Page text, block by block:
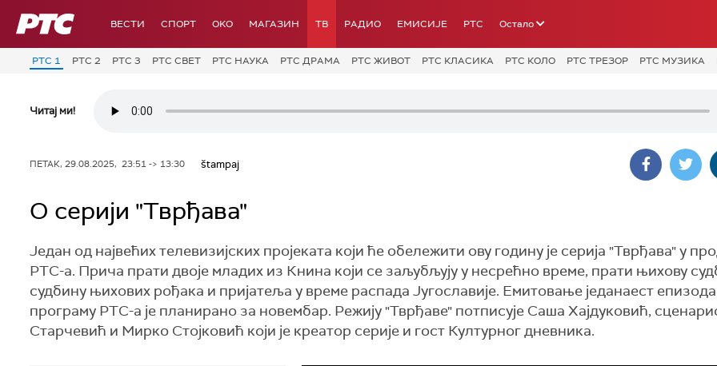
РТС ВЕСТИ СПОРТ OKO МАГАЗИН ТВ РАДИО ЕМИСИЈЕ РТС Остало
РТС 1 РТС 2 РТС 3 РТС СВЕТ РТС НАУКА РТС ДРАМА РТС ЖИВОТ РТС КЛАСИКА РТС КОЛО РТС ТРЕЗОР РТС МУЗИКА
Читај ми!
ПЕТАК, 29.08.2025, 23:51 -> 13:30 štampaj
О серији "Тврђава"
Један од највећих телевизијских пројеката који ће обележити ову годину је серија "Тврђава" у
РТС-а. Прича прати двоје младих из Книна који се заљубљују у несрећно време, прати њихову
судбину њихових рођака и пријатеља у време распада Југославије. Емитовање једанаест
програму РТС-а је планирано за новембар. Режију "Тврђаве" потписује Саша Хајдуковић,
Старчевић и Мирко Стојковић који је креатор серије и гост Културног дневника.